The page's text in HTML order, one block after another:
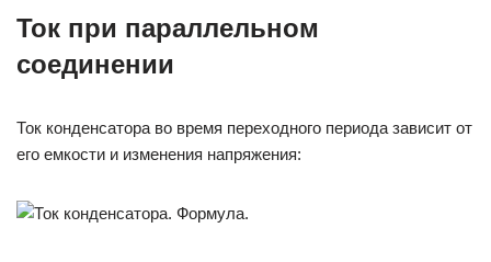
Ток при параллельном
соединении
Ток конденсатора во время переходного периода зависит от
его емкости и изменения напряжения: